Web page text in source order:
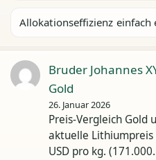
Allokationseffizienz einfach
Bruder Johannes
Gold
26. Januar 2026
Preis-Vergleich Gold
aktuelle
USD pro kg.